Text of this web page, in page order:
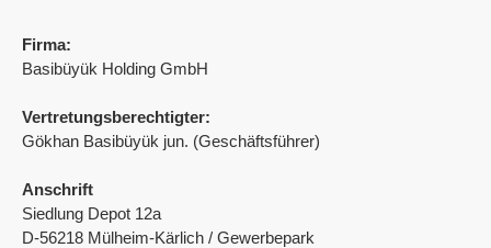
Firma:
Basibüyük Holding GmbH
Vertretungsberechtigter:
Gökhan Basibüyük jun. (Geschäftsführer)
Anschrift
Siedlung Depot 12a
D-56218 Mülheim-Kärlich / Gewerbepark